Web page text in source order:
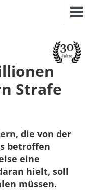
Strafe
die von der
betroffen
eine
hielt, soll
müssen.